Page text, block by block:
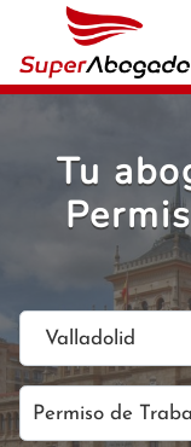
Tu
Valladolid
Permiso de